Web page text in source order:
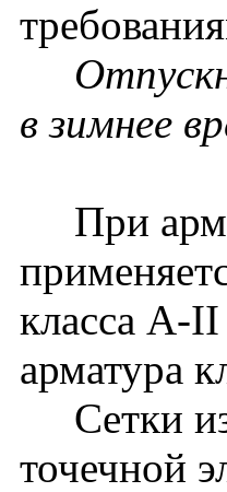
в зимнее
При
класса A-
арматура
Сетки
точечной